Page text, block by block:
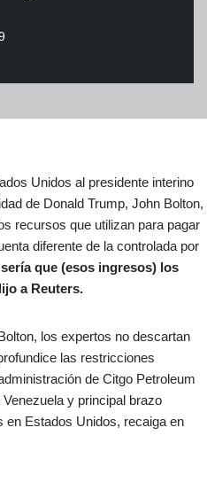
Unidos al presidente interino
de Donald Trump, John Bolton,
recursos que utilizan para pagar
diferente de la controlada por
que (esos ingresos) los
a Reuters.
los expertos no descartan
las restricciones
de Citgo Petroleum
y principal brazo
en Estados Unidos, recaiga en